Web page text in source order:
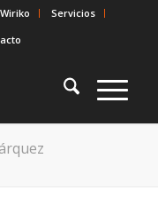
Servicios